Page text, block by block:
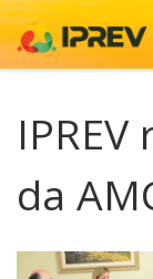
Skip to content
da